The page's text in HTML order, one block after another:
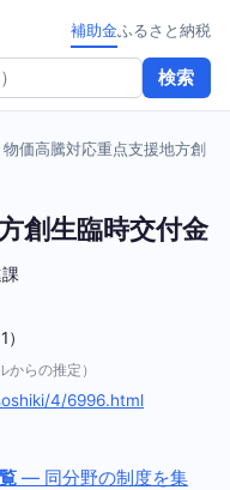
検索
補助金ふるさと納税
物価高騰対応重点支援地方創
創生臨時交付金
からの推定）
4/6996.html
— 同分野の制度を集